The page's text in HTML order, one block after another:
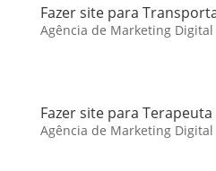
Fazer site para
Agência de Marketing
Fazer site para
Agência de Marketing